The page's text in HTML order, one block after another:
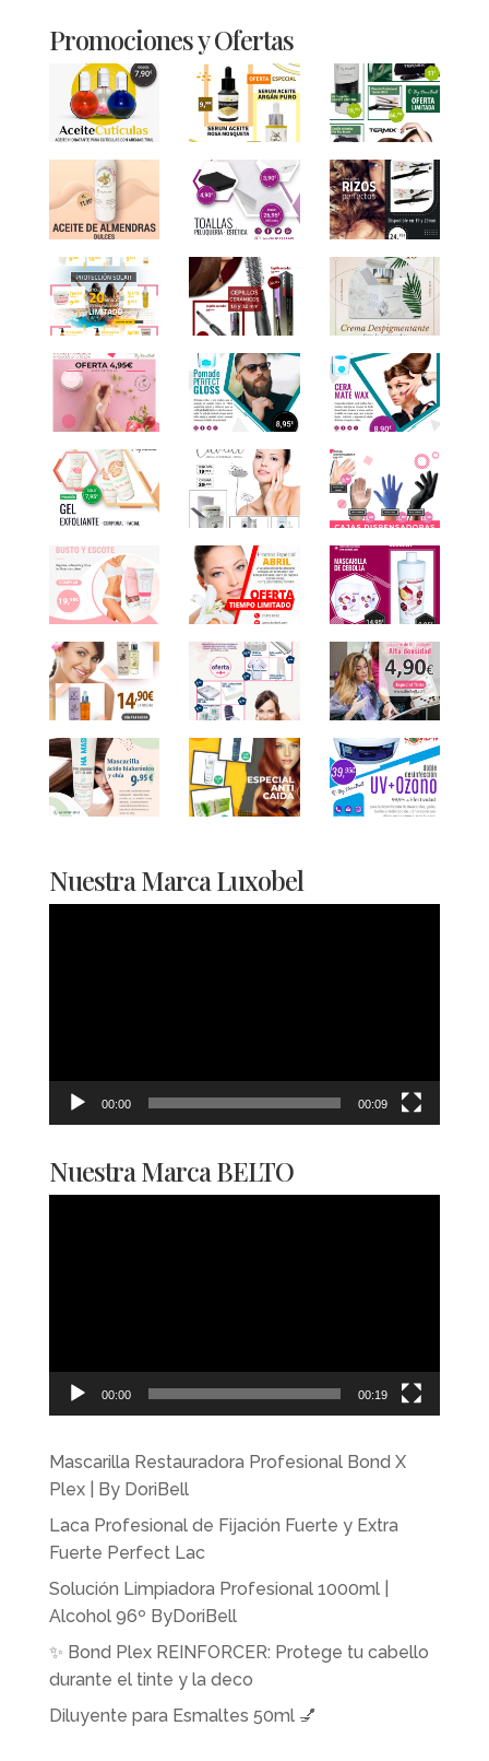
Promociones y Ofertas
Nuestra Marca Luxobel
00:00 00:09
Nuestra Marca BELTO
00:00 00:19
Mascarilla Restauradora Profesional Bond X
Plex | By DoriBell
Laca Profesional de Fijación Fuerte y Extra
Fuerte Perfect Lac
Solución Limpiadora Profesional 1000ml |
Alcohol 96º ByDoriBell
✨ Bond Plex REINFORCER: Protege tu cabello
durante el tinte y la deco
Diluyente para Esmaltes 50ml 💅